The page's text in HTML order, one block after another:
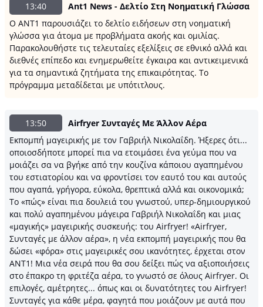
13:40
Ant1 News - Δελτίο Στη Νοηματική Γλώσσα
Ο ANT1 παρουσιάζει το δελτίο ειδήσεων στη νοηματική
γλώσσα για άτομα με προβλήματα ακοής και ομιλίας.
Παρακολουθήστε τις τελευταίες εξελίξεις σε εθνικό αλλά και
διεθνές επίπεδο και ενημερωθείτε έγκαιρα και αντικειμενικά
για τα σημαντικά ζητήματα της επικαιρότητας. Το
πρόγραμμα μεταδίδεται με υπότιτλους.
13:50
Airfryer Συνταγές Με Άλλον Αέρα
Εκπομπή μαγειρικής με τον Γαβριήλ Νικολαΐδη. Ήξερες ότι...
οποιοσδήποτε μπορεί πια να ετοιμάσει ένα γεύμα που να
μοιάζει σα να βγήκε από την κουζίνα κάποιου αγαπημένου
του εστιατορίου και να φροντίσει τον εαυτό του και αυτούς
που αγαπά, γρήγορα, εύκολα, θρεπτικά αλλά και οικονομικά;
Το «πώς» είναι πια δουλειά του γνωστού, υπερ-δημιουργικού
και πολύ αγαπημένου μάγειρα Γαβριήλ Νικολαΐδη και μιας
«μαγικής» μαγειρικής συσκευής: του Airfryer! «Airfryer,
Συνταγές με άλλον αέρα», η νέα εκπομπή μαγειρικής που θα
δώσει «φόρα» στις μαγειρικές σου ικανότητες, έρχεται στον
ΑΝΤ1! Μια νέα σειρά που θα σου δείξει πώς να αξιοποιήσεις
στο έπακρο τη φριτέζα αέρα, το γνωστό σε όλους Airfryer. Οι
επιλογές, αμέτρητες... όπως και οι δυνατότητες του Airfryer!
Συνταγές για κάθε μέρα, φαγητά που μοιάζουν με αυτά που